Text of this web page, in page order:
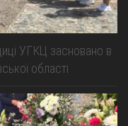
УГКЦ засновано в
області